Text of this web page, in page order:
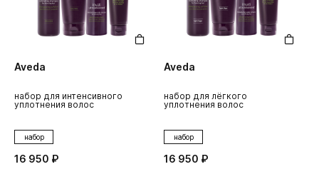
Aveda
набор для интенсивного
уплотнения волос
набор
16 950 ₽
Aveda
набор для лёгкого
уплотнения волос
набор
16 950 ₽